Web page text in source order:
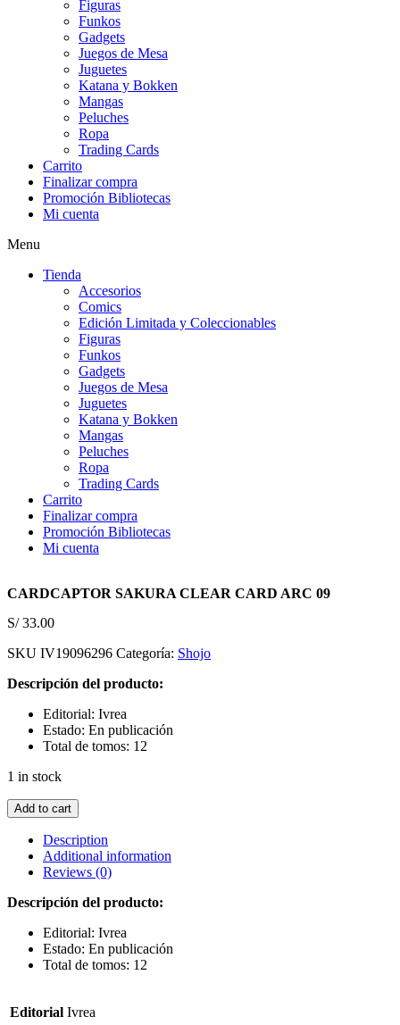
Figuras
Funkos
Gadgets
Juegos de Mesa
Juguetes
Katana y Bokken
Mangas
Peluches
Ropa
Trading Cards
Carrito
Finalizar compra
Promoción Bibliotecas
Mi cuenta
Menu
Tienda
Accesorios
Comics
Edición Limitada y Coleccionables
Figuras
Funkos
Gadgets
Juegos de Mesa
Juguetes
Katana y Bokken
Mangas
Peluches
Ropa
Trading Cards
Carrito
Finalizar compra
Promoción Bibliotecas
Mi cuenta
CARDCAPTOR SAKURA CLEAR CARD ARC 09
S/33.00
SKU IV19096296 Categoría: Shojo
Descripción del producto:
Editorial: Ivrea
Estado: En publicación
Total de tomos: 12
1 in stock
CARDCAPTOR
SAKURA
CLEAR
CARD
ARC
quantity
Add to cart
Description
Additional information
Reviews (0)
Descripción del producto:
Editorial: Ivrea
Estado: En publicación
Total de tomos: 12
Editorial Ivrea